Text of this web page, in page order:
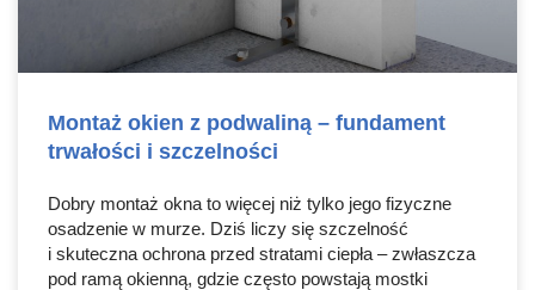
Montaż okien z podwaliną – fundament
trwałości i szczelności
Dobry montaż okna to więcej niż tylko jego fizyczne
osadzenie w murze. Dziś liczy się szczelność
i skuteczna ochrona przed stratami ciepła – zwłaszcza
pod ramą okienną, gdzie często powstają mostki